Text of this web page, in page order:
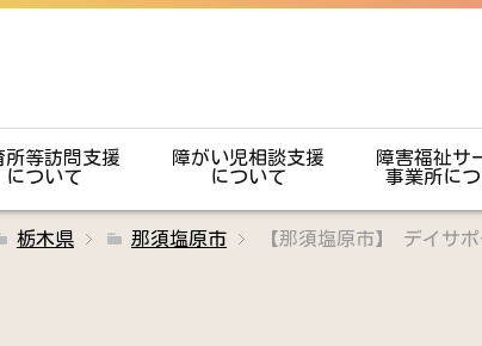
所等訪問支援
について
障がい児相談支援
について
障害福祉サ
事業所に
栃木県 那須塩原市 【那須塩原市】 デイサ